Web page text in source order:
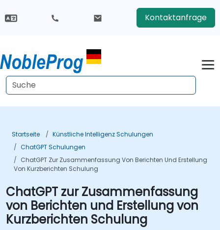
Kontaktanfrage
Startseite
Künstliche Intelligenz Schulungen
ChatGPT Schulungen
ChatGPT Zur Zusammenfassung Von Berichten Und Erstellung
Von Kurzberichten Schulung
ChatGPT zur Zusammenfassung
von Berichten und Erstellung von
Kurzberichten Schulung